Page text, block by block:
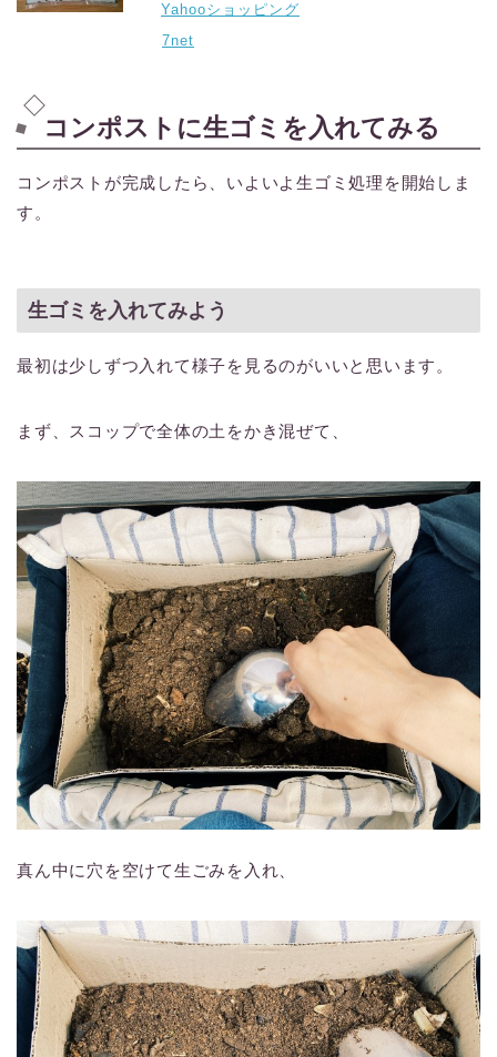
Yahooショッピング
7net
コンポストに生ゴミを入れてみる
コンポストが完成したら、いよいよ生ゴミ処理を開始しま
す。
生ゴミを入れてみよう
最初は少しずつ入れて様子を見るのがいいと思います。
まず、スコップで全体の土をかき混ぜて、
真ん中に穴を空けて生ごみを入れ、